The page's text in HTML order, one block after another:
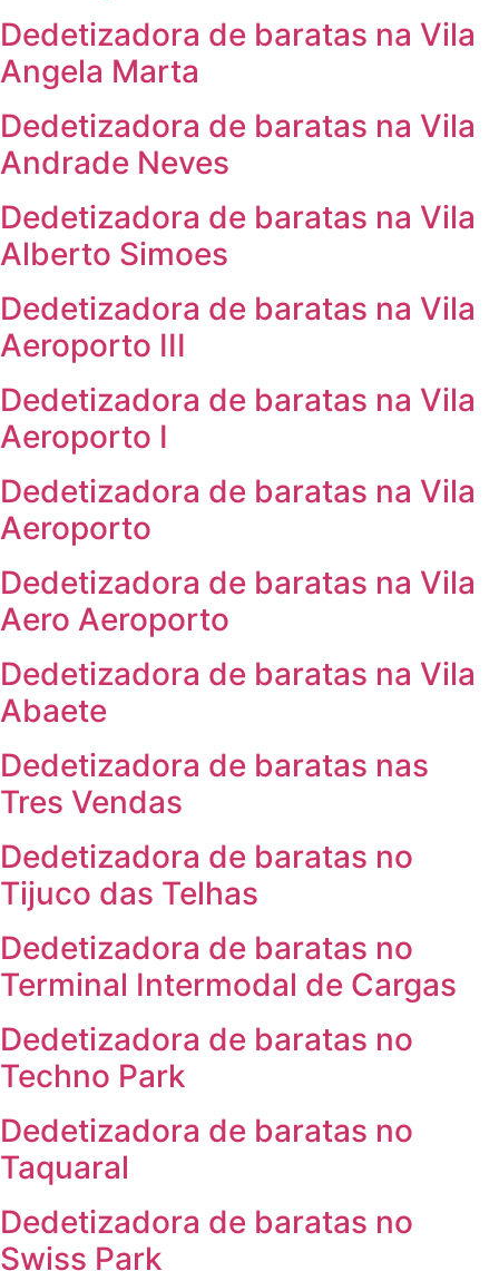
Dedetizadora de baratas na Vila
Angela Marta
Dedetizadora de baratas na Vila
Andrade Neves
Dedetizadora de baratas na Vila
Alberto Simoes
Dedetizadora de baratas na Vila
Aeroporto III
Dedetizadora de baratas na Vila
Aeroporto I
Dedetizadora de baratas na Vila
Aeroporto
Dedetizadora de baratas na Vila
Aero Aeroporto
Dedetizadora de baratas na Vila
Abaete
Dedetizadora de baratas nas
Tres Vendas
Dedetizadora de baratas no
Tijuco das Telhas
Dedetizadora de baratas no
Terminal Intermodal de Cargas
Dedetizadora de baratas no
Techno Park
Dedetizadora de baratas no
Taquaral
Dedetizadora de baratas no
Swiss Park